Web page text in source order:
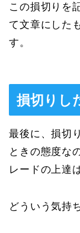
この損切りを
て文章にした
す。
損切りし
最後に、損切
ときの態度な
レードの上達
どういう気持